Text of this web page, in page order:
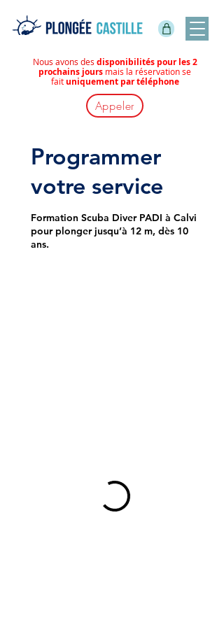
Nous avons des disponibilités pour les 2
prochains jours mais la réservation se
faituniquement par téléphone
Appeler
Programmer
votre service
Formation Scuba Diver PADI à Calvi
pour plonger jusqu’à 12 m, dès 10
ans.